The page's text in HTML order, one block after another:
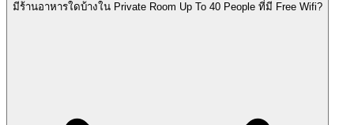
มีร้านอาหารใดบ้างใน Private Room Up To 40 People ที่มี Free Wifi?